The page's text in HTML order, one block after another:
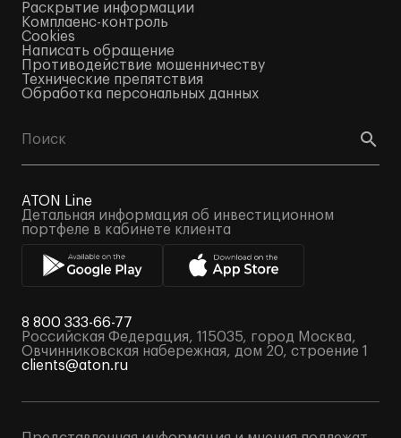
Раскрытие информации
Комплаенс-контроль
Cookies
Написать обращение
Противодействие мошенничеству
Технические препятствия
Обработка персональных данных
ATON Line
Детальная информация об инвестиционном
портфеле в кабинете клиента
8 800 333-66-77
Российская Федерация, 115035, город Москва,
Овчинниковская набережная, дом 20, строение 1
clients@aton.ru